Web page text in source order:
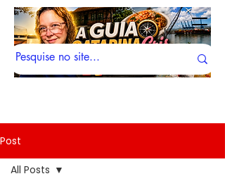
Post
All Posts